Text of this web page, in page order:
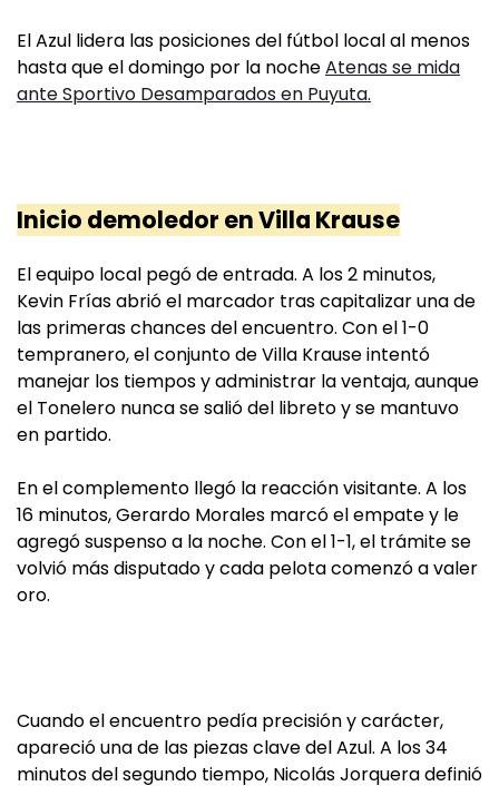
El Azul lidera las posiciones del fútbol local al menos
hasta que el domingo por la nocheAtenas se mida
ante Sportivo Desamparados en Puyuta.
Inicio demoledor en Villa Krause
El equipo local pegó de entrada. A los 2 minutos,
Kevin Frías abrió el marcador tras capitalizar una de
las primeras chances del encuentro. Con el 1-0
tempranero, el conjunto de Villa Krause intentó
manejar los tiempos y administrar la ventaja, aunque
el Tonelero nunca se salió del libreto y se mantuvo
en partido.
En el complemento llegó la reacción visitante. A los
16 minutos, Gerardo Morales marcó el empate y le
agregó suspenso a la noche. Con el 1-1, el trámite se
volvió más disputado y cada pelota comenzó a valer
oro.
Cuando el encuentro pedía precisión y carácter,
apareció una de las piezas clave del Azul. A los 34
minutos del segundo tiempo, Nicolás Jorquera definió